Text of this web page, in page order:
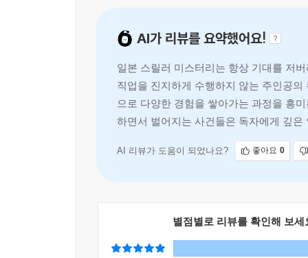
표현하는데, 수사를 위해 주인공에게 접근한 경
그러한 그의 시선은 비정하지만 객관적이다.
동급생에게 저지른 악질적인 장난 속에 숨겨져
시대상과 작가의 생각이 맞닿아 있는 부분으로
히가시노 게이고의 작품들이 많은 사람들에게 오
우리는 무엇을 할 수 있을까?
때로는 의도하지 않았는데 누군가를 상처 입히는
AI가 리뷰를 요약했어요!
일본 스릴러 미스터리는 항상 기대를 저
직업을 진지하게 수행하지 않는 주인공
으로 다양한 경험을 쌓아가는 과정을 흥
하면서 벌어지는 사건들은 독자에게 깊은
AI 리뷰가 도움이 되었나요? 좋아요 0
별점별로 리뷰를 확인해 보세